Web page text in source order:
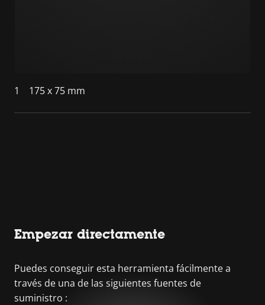
1 175 x 75 mm
Empezar directamente
Puedes conseguir esta herramienta fácilmente a
través de una de las siguientes fuentes de
suministro :